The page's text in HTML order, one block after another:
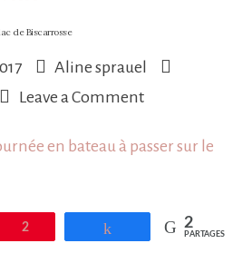
de Biscarrosse
Aline sprauel
Leave a Commenton
journée
bateau
sur
en bateau à passer sur le
Épingle
2 Partagez 2
PARTAGES